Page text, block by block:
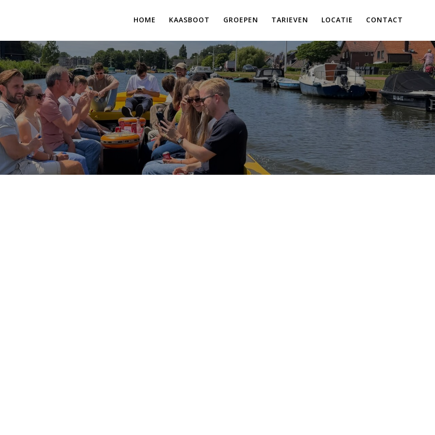
HOME KAASBOOT GROEPEN TARIEVEN LOCATIE CONTACT